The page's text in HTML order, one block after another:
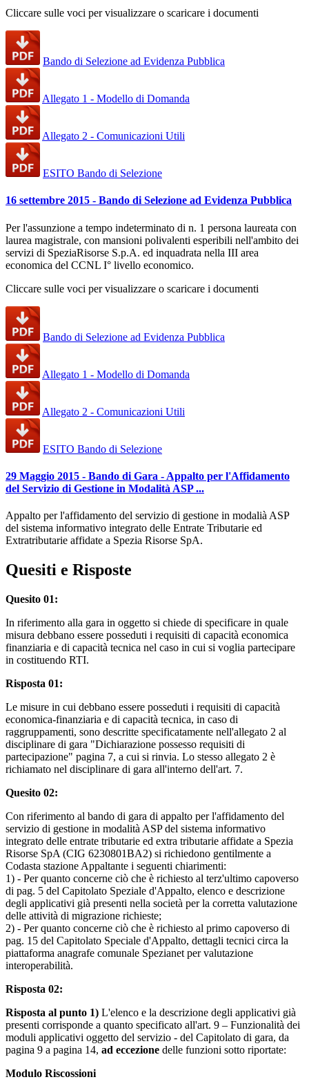
Cliccare sulle voci per visualizzare o scaricare i documenti
Bando di Selezione ad Evidenza Pubblica
Allegato 1 - Modello di Domanda
Allegato 2 - Comunicazioni Utili
ESITO Bando di Selezione
16 settembre 2015 - Bando di Selezione ad Evidenza Pubblica
Per l'assunzione a tempo indeterminato di n. 1 persona laureata con
laurea magistrale, con mansioni polivalenti esperibili nell'ambito dei
servizi di SpeziaRisorse S.p.A. ed inquadrata nella III area
economica del CCNL I° livello economico.
Cliccare sulle voci per visualizzare o scaricare i documenti
Bando di Selezione ad Evidenza Pubblica
Allegato 1 - Modello di Domanda
Allegato 2 - Comunicazioni Utili
ESITO Bando di Selezione
29 Maggio 2015 - Bando di Gara - Appalto per l'Affidamento
del Servizio di Gestione in Modalità ASP ...
Appalto per l'affidamento del servizio di gestione in modalià ASP
del sistema informativo integrato delle Entrate Tributarie ed
Extratributarie affidate a Spezia Risorse SpA.
Quesiti e Risposte
Quesito 01:
In riferimento alla gara in oggetto si chiede di specificare in quale
misura debbano essere posseduti i requisiti di capacità economica
finanziaria e di capacità tecnica nel caso in cui si voglia partecipare
in costituendo RTI.
Risposta 01:
Le misure in cui debbano essere posseduti i requisiti di capacità
economica-finanziaria e di capacità tecnica, in caso di
raggruppamenti, sono descritte specificatamente nell'allegato 2 al
disciplinare di gara "Dichiarazione possesso requisiti di
partecipazione" pagina 7, a cui si rinvia. Lo stesso allegato 2 è
richiamato nel disciplinare di gara all'interno dell'art. 7.
Quesito 02:
Con riferimento al bando di gara di appalto per l'affidamento del
servizio di gestione in modalità ASP del sistema informativo
integrato delle entrate tributarie ed extra tributarie affidate a Spezia
Risorse SpA (CIG 6230801BA2) si richiedono gentilmente a
Codasta stazione Appaltante i seguenti chiarimenti:
1) - Per quanto concerne ciò che è richiesto al terz'ultimo capoverso
di pag. 5 del Capitolato Speziale d'Appalto, elenco e descrizione
degli applicativi già presenti nella società per la corretta valutazione
delle attività di migrazione richieste;
2) - Per quanto concerne ciò che è richiesto al primo capoverso di
pag. 15 del Capitolato Speciale d'Appalto, dettagli tecnici circa la
piattaforma anagrafe comunale Spezianet per valutazione
interoperabilità.
Risposta 02:
Risposta al punto 1) L'elenco e la descrizione degli applicativi già
presenti corrisponde a quanto specificato all'art. 9 – Funzionalità dei
moduli applicativi oggetto del servizio - del Capitolato di gara, da
pagina 9 a pagina 14, ad eccezione delle funzioni sotto riportate:
Modulo Riscossioni